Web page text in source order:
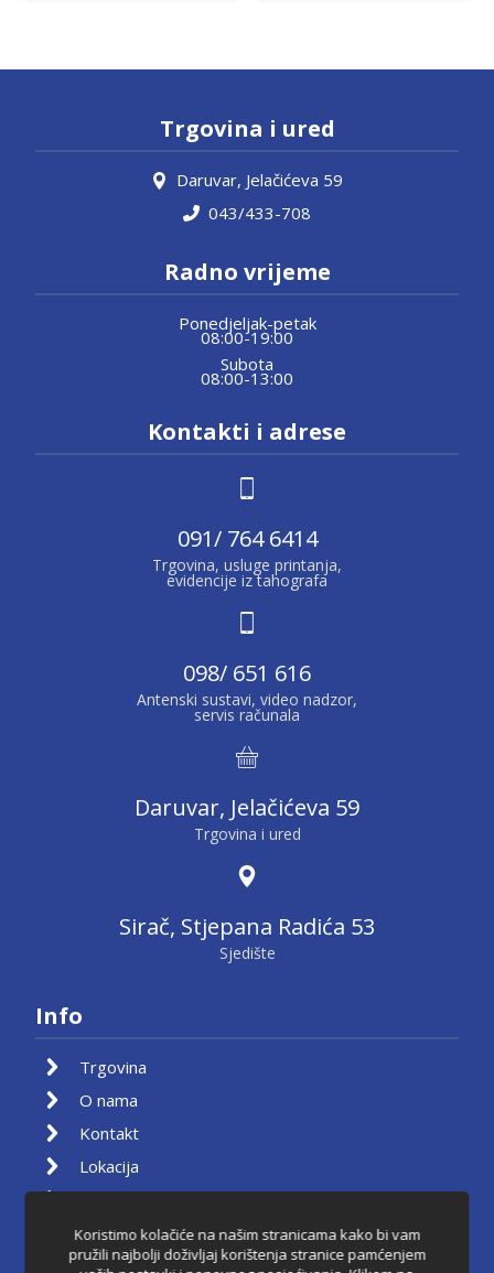
Trgovina i ured
Daruvar, Jelačićeva 59
043/433-708
Radno vrijeme
Ponedjeljak-petak
08:00-19:00
Subota
08:00-13:00
Kontakti i adrese
091/ 764 6414
Trgovina, usluge printanja,
evidencije iz tahografa
098/ 651 616
Antenski sustavi, video nadzor,
servis računala
Daruvar, Jelačićeva 59
Trgovina i ured
Sirač, Stjepana Radića 53
Sjedište
Info
Trgovina
O nama
Kontakt
Lokacija
Košarica
Pravila privatnosti
Koristimo kolačiće na našim stranicama kako bi vam
pružili najbolji doživljaj korištenja stranice pamćenjem